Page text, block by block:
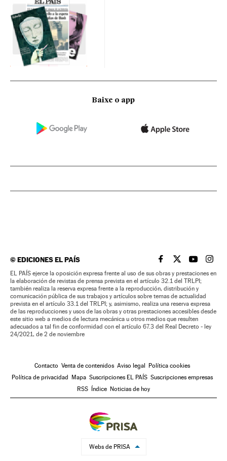
Baixe o app
©EDICIONES EL PAÍS EL PAÍS BRASIL EN
EL PAÍSEL PAÍS
EL
EL PAÍS ejerce la oposición expresa frente al uso de sus obras y prestaciones en
la elaboración de revistas de prensa prevista en el artículo 32.1 del TRLPI;
también realiza la reserva expresa frente a la reproducción, distribución y
comunicación pública de sus trabajos y artículos sobre temas de actualidad
prevista en el artículo 33.1 del TRLPI; y, asimismo, realiza una reserva expresa
de las reproducciones y usos de las obras y otras prestaciones accesibles desde
este sitio web a medios de lectura mecánica u otros medios que resulten
adecuados a tal fin de conformidad con el artículo 67.3 del Real Decreto - ley
24/2021, de 2 de noviembre
Contacto Venta de contenidos Aviso legal Política cookies
Política de privacidad Mapa Suscripciones EL PAÍS Suscripciones empresas
RSS Índice Noticias de hoy
Webs de PRISA